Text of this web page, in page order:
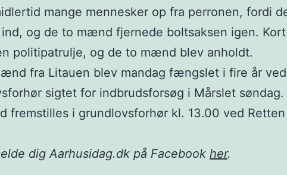
mange mennesker op fra perronen, fordi
og de to mænd fjernede boltsaksen igen. Kort
politipatrulje, og de to mænd blev anholdt.
fra Litauen blev mandag fængslet i fire år ved
sigtet for indbrudsforsøg i Mårslet søndag.
fremstilles i grundlovsforhør kl. 13.00 ved
dig Aarhusidag.dk på Facebook her.